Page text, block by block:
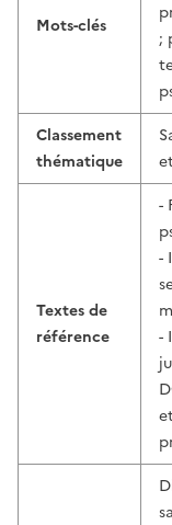
Mots-clés
;
Classement
thématique
Textes de
référence
-
-
-